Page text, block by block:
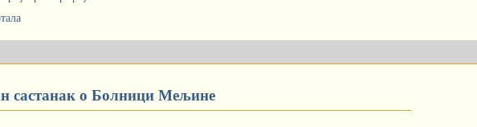
састанак о Болници Мељине